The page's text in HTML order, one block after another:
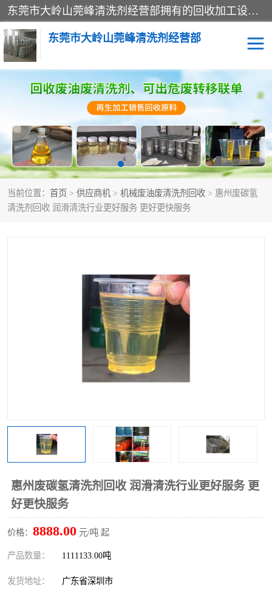
东莞市大岭山莞峰清洗剂经营部拥有的回收加工设备，大量废油回收、废清洗剂回收、废溶剂油回收、机械废油废清洗剂回收、废碳氢回收、碳氢液压油回收、碳氢二氯回收等废清洗剂处理；我们只是提供废旧化工原料的循环使用存放点，执行正规的存放，有正规的回收资质处理。同时我们公司批发零售回收级清洗剂，脱模油再生基础油，质量保证。
东莞市大岭山莞峰清洗剂经营部
当前位置： 首页 > 供应商机 > 机械废油废清洗剂回收 > 惠州废碳氢
清洗剂回收 润滑清洗行业更好服务 更好更快服务
惠州废碳氢清洗剂回收 润滑清洗行业更好服务 更
好更快服务
价格： 8888.00 元/吨 起
产品数量： 1111133.00吨
发货地址： 广东省深圳市
废清洗剂回收
废溶剂油回收 机械废油废清洗剂回收
废碳氢回收 碳氢液压油回收
碳氢二氯回收 回收废三四氯乙烯
上门回收废清洗剂